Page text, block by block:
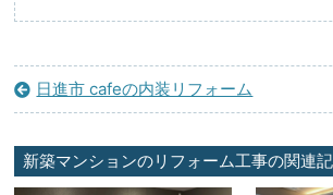
日進市 cafeの内装リフォーム
新築マンションのリフォーム工事の関連